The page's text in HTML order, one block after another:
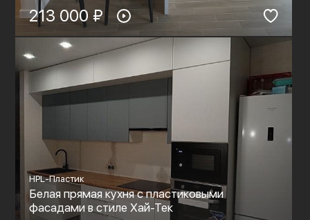
213 000 ₽
HPL-Пластик
Белая прямая кухня с пластиковыми
фасадами в стиле Хай-Тек